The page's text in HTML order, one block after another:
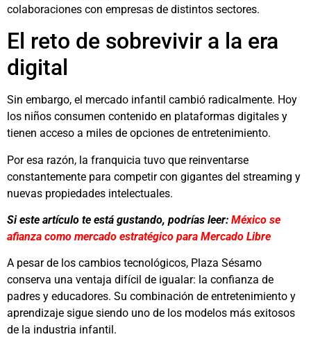
colaboraciones con empresas de distintos sectores.
El reto de sobrevivir a la era
digital
Sin embargo, el mercado infantil cambió radicalmente. Hoy
los niños consumen contenido en plataformas digitales y
tienen acceso a miles de opciones de entretenimiento.
Por esa razón, la franquicia tuvo que reinventarse
constantemente para competir con gigantes del streaming y
nuevas propiedades intelectuales.
Si este artículo te está gustando, podrías leer: México se
afianza como mercado estratégico para Mercado Libre
A pesar de los cambios tecnológicos, Plaza Sésamo
conserva una ventaja difícil de igualar: la confianza de
padres y educadores. Su combinación de entretenimiento y
aprendizaje sigue siendo uno de los modelos más exitosos
de la industria infantil.